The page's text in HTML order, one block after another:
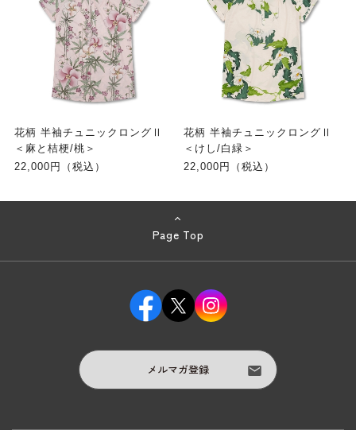
花柄 半袖チュニックロングⅡ
＜麻と桔梗/桃＞
22,000円（税込）
花柄 半袖チュニックロングⅡ
＜けし/白緑＞
22,000円（税込）
Page Top
メルマガ登録